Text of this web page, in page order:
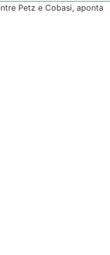
Petz e Cobasi, aponta